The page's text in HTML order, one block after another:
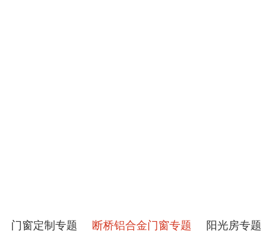
门窗定制专题 断桥铝合金门窗专题 阳光房专题